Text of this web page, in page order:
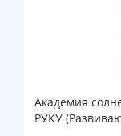
Академия
РУКУ